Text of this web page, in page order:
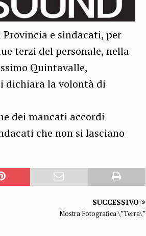
e sindacati, per
terzi del personale, nella
Quintavalle,
dichiara la volontà di
dei mancati accordi
che non si lasciano
SUCCESSIVO
Mostra Fotografica \”Terra\”